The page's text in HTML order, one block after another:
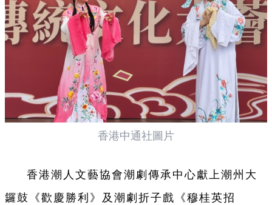
香港中通社圖片
香港潮人文藝協會潮劇傳承中心獻上潮州大
鑼鼓《歡慶勝利》及潮劇折子戲《穆桂英招